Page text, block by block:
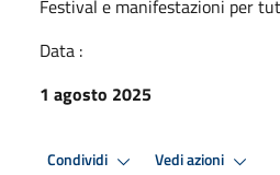
Festival e manifestazioni per
Data :
1 agosto 2025
Condividi Vedi azioni